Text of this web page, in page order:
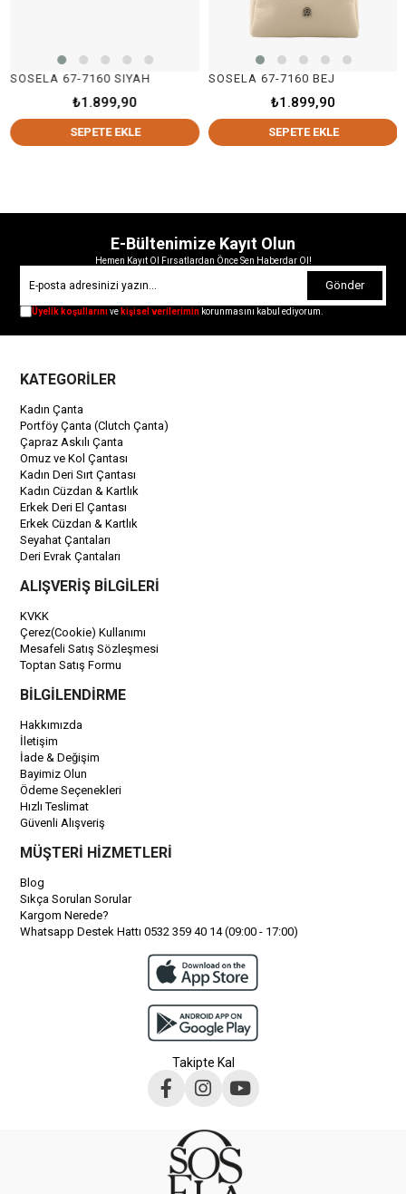
SOSELA 67-7160 SIYAH
₺1.899,90
SEPETE EKLE
SOSELA 67-7160 BEJ
₺1.899,90
SEPETE EKLE
E-Bültenimize Kayıt Olun
Hemen Kayıt Ol Fırsatlardan Önce Sen Haberdar Ol!
Gönder
Üyelik koşullarınıve kişisel verilerimin korunmasını kabul ediyorum.
KATEGORİLER
Kadın Çanta
Portföy Çanta (Clutch Çanta)
Çapraz Askılı Çanta
Omuz ve Kol Çantası
Kadın Deri Sırt Çantası
Kadın Cüzdan & Kartlık
Erkek Deri El Çantası
Erkek Cüzdan & Kartlık
Seyahat Çantaları
Deri Evrak Çantaları
ALIŞVERİŞ BİLGİLERİ
KVKK
Çerez(Cookie) Kullanımı
Mesafeli Satış Sözleşmesi
Toptan Satış Formu
BİLGİLENDİRME
Hakkımızda
İletişim
İade & Değişim
Bayimiz Olun
Ödeme Seçenekleri
Hızlı Teslimat
Güvenli Alışveriş
MÜŞTERİ HİZMETLERİ
Blog
Sıkça Sorulan Sorular
Kargom Nerede?
Whatsapp Destek Hattı 0532 359 40 14 (09:00 - 17:00)
Takipte Kal